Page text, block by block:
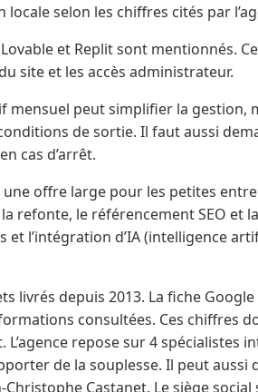
selon les chiffres cités par
Lovable et Replit sont mentionnés.
site et les accès administrateur.
mensuel peut simplifier la
de sortie. Il faut aussi
cas d’arrêt.
offre large pour les petites
refonte, le référencement SEO et
et l’intégration d’IA (intelligence
livrés depuis 2013. La fiche
consultées. Ces chiffres
repose sur 4 spécialistes
de la souplesse. Il peut aussi
Castanet. Le siège social